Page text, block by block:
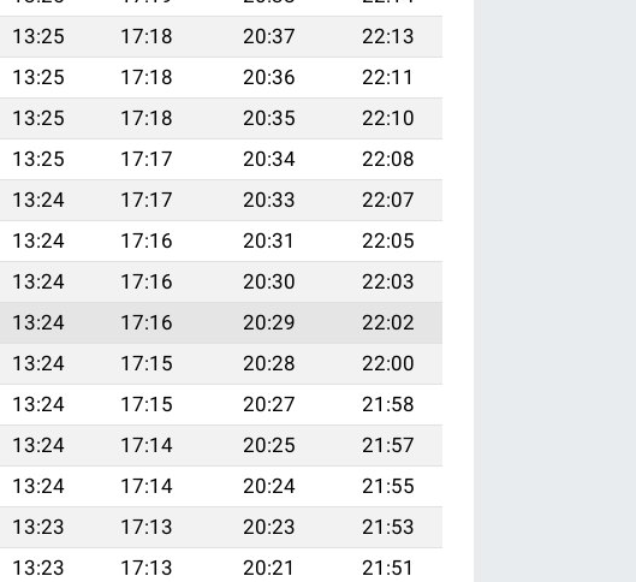
13:25 17:18 20:37
22:13
13:25 17:18 20:36
22:11
13:25 17:18 20:35
22:10
13:25 17:17 20:34
22:08
13:24 17:17 20:33
22:07
13:24 17:16 20:31
22:05
13:24 17:16 20:30
22:03
13:24 17:16 20:29
22:02
13:24 17:15 20:28
22:00
13:24 17:15 20:27
21:58
13:24 17:14 20:25
21:57
13:24 17:14 20:24
21:55
13:23 17:13 20:23
21:53
13:23 17:13 20:21
21:51